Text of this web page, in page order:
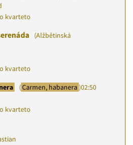
kvarteto
(Alžbětinská
kvarteto
(Carmen, habanera)02:50
kvarteto